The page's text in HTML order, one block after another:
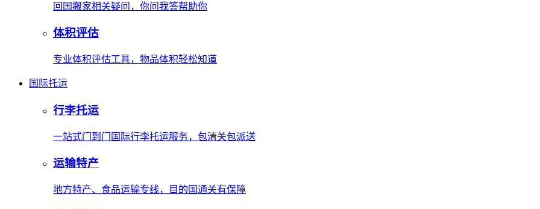
回国搬家相关疑问，你问我答帮助你
体积评估
专业体积评估工具，物品体积轻松知道
国际托运
行李托运
一站式门到门国际行李托运服务，包清关包派送
运输特产
地方特产、食品运输专线，目的国通关有保障